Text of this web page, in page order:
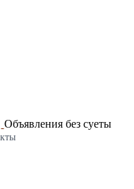
Объявления без суеты